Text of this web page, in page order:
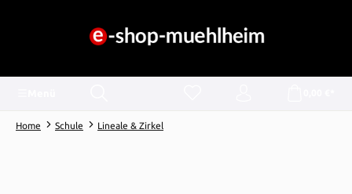
Home Schule Lineale & Zirkel